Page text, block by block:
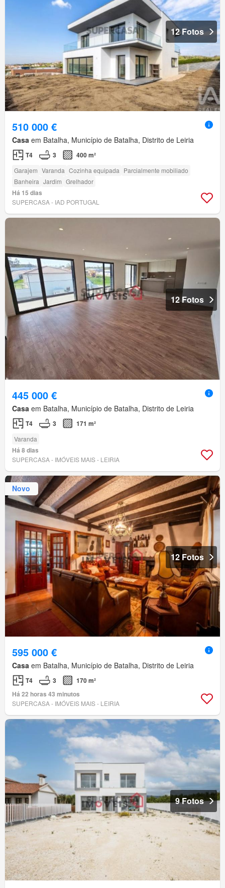
12 Fotos
510 000 €
Casa em Batalha, Município de Batalha, Distrito de Leiria
T4 3 400 m²
Garajem Varanda Cozinha equipada Parcialmente mobiliado
Banheira Jardim Grelhador
Há 15 dias
SUPERCASA - IAD PORTUGAL
12 Fotos
445 000 €
Casa em Batalha, Município de Batalha, Distrito de Leiria
T4 3 171 m²
Varanda
Há 8 dias
SUPERCASA - IMÓVEIS MAIS - LEIRIA
Novo
12 Fotos
595 000 €
Casa em Batalha, Município de Batalha, Distrito de Leiria
T4 3
170 m²
Há 22 horas 43 minutos
SUPERCASA - IMÓVEIS MAIS - LEIRIA
9 Fotos